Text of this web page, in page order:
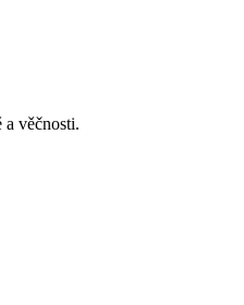
věčnosti.